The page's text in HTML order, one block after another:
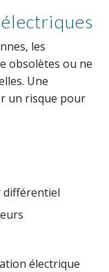
les
obsolètes ou ne
Une
un risque pour
différentiel
électrique